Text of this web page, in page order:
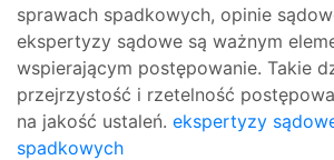
sprawach spadkowych, opinie
ekspertyzy sądowe są ważnym
wspierającym postępowanie. Takie
przejrzystość i rzetelność
na jakość ustaleń. ekspertyzy
spadkowych